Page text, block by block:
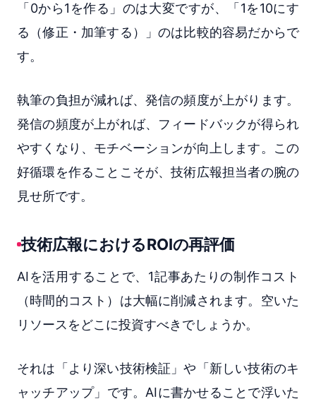
「0から1を作る」のは大変ですが、「1を10にす
る（修正・加筆する）」のは比較的容易だからで
す。
執筆の負担が減れば、発信の頻度が上がります。
発信の頻度が上がれば、フィードバックが得られ
やすくなり、モチベーションが向上します。この
好循環を作ることこそが、技術広報担当者の腕の
見せ所です。
技術広報におけるROIの再評価
AIを活用することで、1記事あたりの制作コスト
（時間的コスト）は大幅に削減されます。空いた
リソースをどこに投資すべきでしょうか。
それは「より深い技術検証」や「新しい技術のキ
ャッチアップ」です。AIに書かせることで浮いた